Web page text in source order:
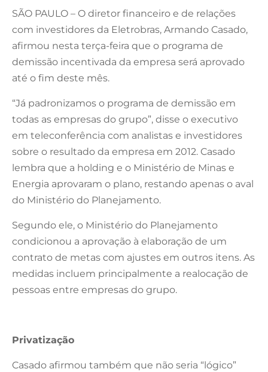
SÃO PAULO – O diretor financeiro e de relações
com investidores da Eletrobras, Armando Casado,
afirmou nesta terça-feira que o programa de
demissão incentivada da empresa será aprovado
até o fim deste mês.
“Já padronizamos o programa de demissão em
todas as empresas do grupo”, disse o executivo
em teleconferência com analistas e investidores
sobre o resultado da empresa em 2012. Casado
lembra que a holding e o Ministério de Minas e
Energia aprovaram o plano, restando apenas o aval
do Ministério do Planejamento.
Segundo ele, o Ministério do Planejamento
condicionou a aprovação à elaboração de um
contrato de metas com ajustes em outros itens. As
medidas incluem principalmente a realocação de
pessoas entre empresas do grupo.
Privatização
Casado afirmou também que não seria “lógico”